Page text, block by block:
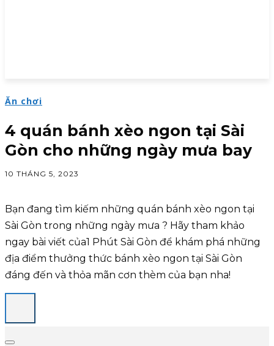
Ăn chơi
4 quán bánh xèo ngon tại Sài
Gòn cho những ngày mưa bay
10 THÁNG 5, 2023
Bạn đang tìm kiếm những quán bánh xèo ngon tại
Sài Gòn trong những ngày mưa ? Hãy tham khảo
ngay bài viết của1 Phút Sài Gòn để khám phá những
địa điểm thưởng thức bánh xèo ngon tại Sài Gòn
đáng đến và thỏa mãn cơn thèm của bạn nha!